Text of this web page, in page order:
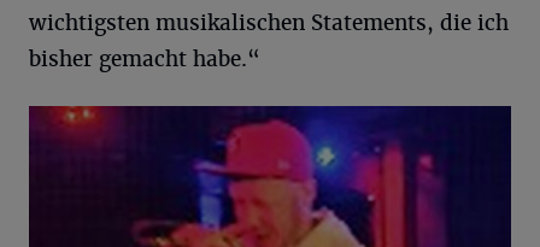
wichtigsten musikalischen Statements, die ich
bisher gemacht habe.“